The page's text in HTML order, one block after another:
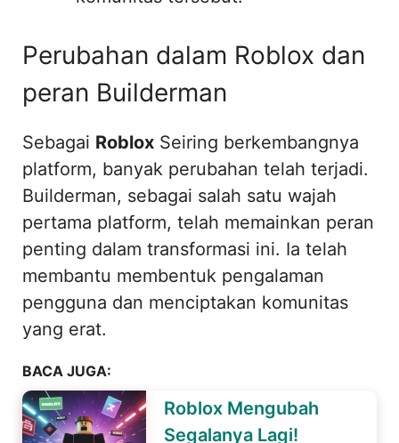
Perubahan dalam Roblox dan
peran Builderman
Sebagai Roblox Seiring berkembangnya
platform, banyak perubahan telah terjadi.
Builderman, sebagai salah satu wajah
pertama platform, telah memainkan peran
penting dalam transformasi ini. Ia telah
membantu membentuk pengalaman
pengguna dan menciptakan komunitas
yang erat.
BACA JUGA:
Roblox Mengubah
Segalanya Lagi!